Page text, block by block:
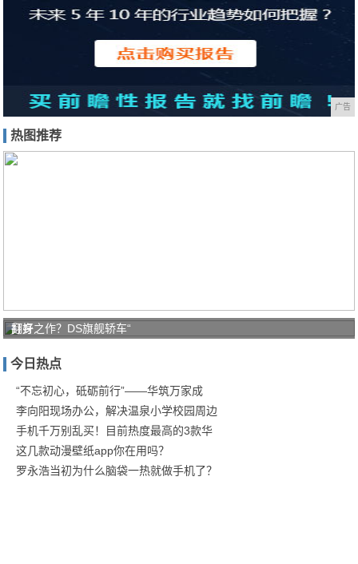
广告
热图推荐
打好
防疫
保卫
战！
商汤
翻身之作？DS旗舰轿车“
今日热点
“不忘初心，砥砺前行”——华筑万家成
李向阳现场办公，解决温泉小学校园周边
手机千万别乱买！目前热度最高的3款华
这几款动漫壁纸app你在用吗？
罗永浩当初为什么脑袋一热就做手机了？